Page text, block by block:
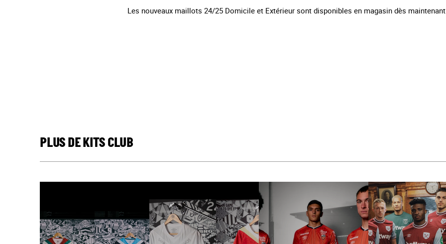
Les nouveaux maillots 24/25 Domicile et Extérieur sont disponibles en magasin dès
PLUS DE KITS CLUB